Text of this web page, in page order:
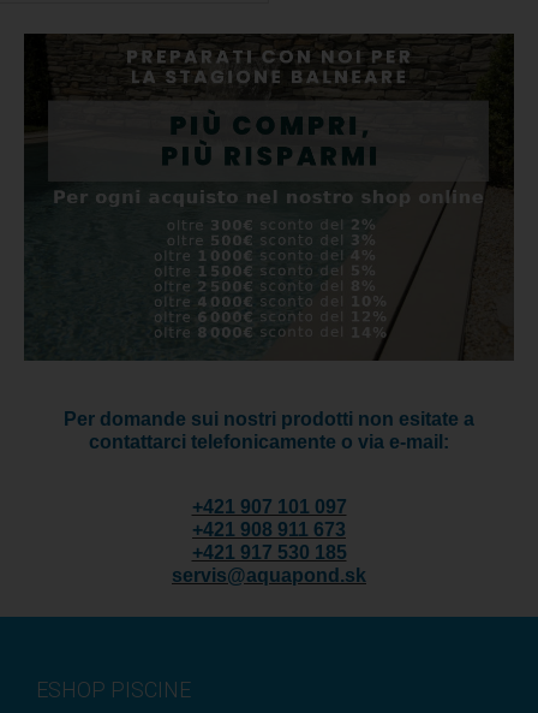
Per domande sui nostri prodotti non esitate a
contattarci telefonicamente o via e-mail:
+421 907 101 097
+421 908 911 673
+421 917 530 185
servis@aquapond.sk
ESHOP PISCINE